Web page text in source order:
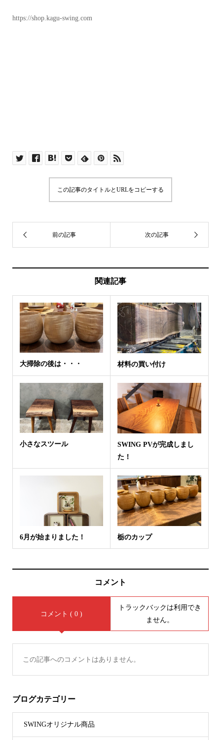
https://shop.kagu-swing.com
この記事のタイトルとURLをコピーする
関連記事
大掃除の後は・・・ 材料の買い付け
小さなスツール
SWING PVが完成しまし
た！
6月が始まりました！ 栃のカップ
コメント
コメント ( 0 )
トラックバックは利用でき
ません。
この記事へのコメントはありません。
ブログカテゴリー
SWINGオリジナル商品